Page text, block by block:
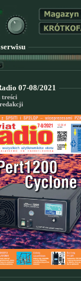
07-08/2021
treści